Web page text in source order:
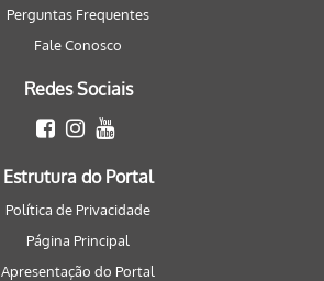
Perguntas Frequentes
Fale Conosco
Redes Sociais
Estrutura do Portal
Política de Privacidade
Página Principal
Apresentação do Portal